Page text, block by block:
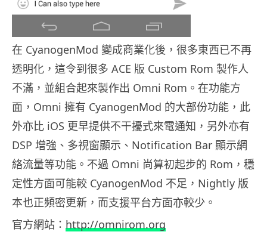
在 CyanogenMod 變成商業化後，很多東西已不再
透明化，這令到很多 ACE 版 Custom Rom 製作人
不滿，並組合起來製作出 Omni Rom。在功能方
面，Omni 擁有 CyanogenMod 的大部份功能，此
外亦比 iOS 更早提供不干擾式來電通知，另外亦有
DSP 增強、多視窗顯示、Notification Bar 顯示網
絡流量等功能。不過 Omni 尚算初起步的 Rom，穩
定性方面可能較 CyanogenMod 不足，Nightly 版
本也正頻密更新，而支援平台方面亦較少。
官方網站： http://omnirom.org